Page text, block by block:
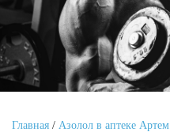
Главная / Азолол в аптеке Артем